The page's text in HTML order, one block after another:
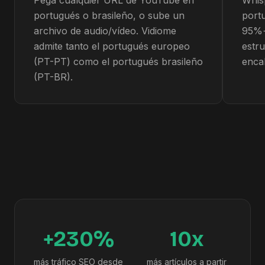
portugués o brasileño, o sube un
archivo de audio/vídeo. Vidiome
admite tanto el portugués europeo
(PT-PT) como el portugués brasileño
(PT-BR).
+230%
más tráfico SEO desde
10x
más artículos a partir